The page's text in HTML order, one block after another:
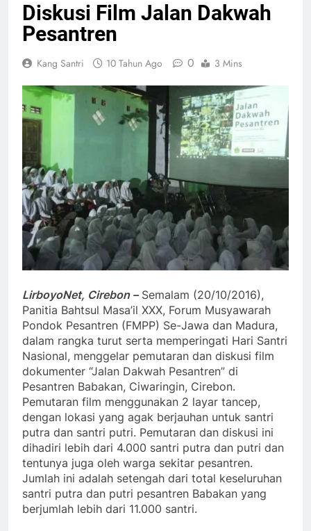
Diskusi Film Jalan Dakwah
Pesantren
Kang Santri 10 Tahun Ago 0 3 Mins
LirboyoNet, Cirebon –Semalam (20/10/2016),
Panitia Bahtsul Masa’il XXX, Forum Musyawarah
Pondok Pesantren (FMPP) Se-Jawa dan Madura,
dalam rangka turut serta memperingati Hari Santri
Nasional, menggelar pemutaran dan diskusi film
dokumenter “Jalan Dakwah Pesantren” di
Pesantren Babakan, Ciwaringin, Cirebon.
Pemutaran film menggunakan 2 layar tancep,
dengan lokasi yang agak berjauhan untuk santri
putra dan santri putri. Pemutaran dan diskusi ini
dihadiri lebih dari 4.000 santri putra dan putri dan
tentunya juga oleh warga sekitar pesantren.
Jumlah ini adalah setengah dari total keseluruhan
santri putra dan putri pesantren Babakan yang
berjumlah lebih dari 11.000 santri.